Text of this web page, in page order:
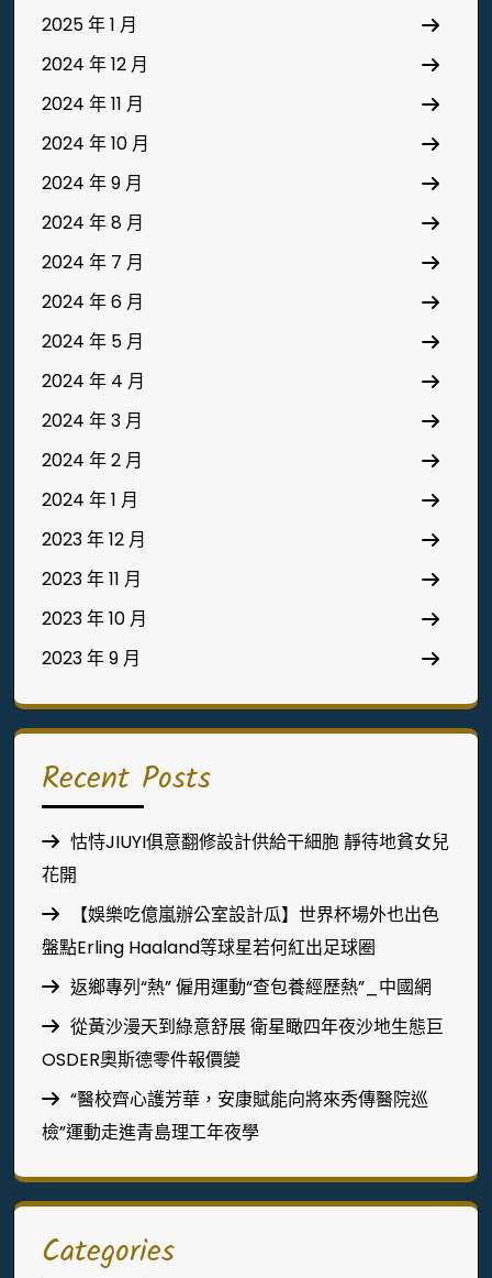
2025 年 1 月
2024 年 12 月
2024 年 11 月
2024 年 10 月
2024 年 9 月
2024 年 8 月
2024 年 7 月
2024 年 6 月
2024 年 5 月
2024 年 4 月
2024 年 3 月
2024 年 2 月
2024 年 1 月
2023 年 12 月
2023 年 11 月
2023 年 10 月
2023 年 9 月
Recent Posts
怙恃JIUYI俱意翻修設計供給干細胞 靜待地貧女兒
花開
【娛樂吃億嵐辦公室設計瓜】世界杯場外也出色
盤點Erling Haaland等球星若何紅出足球圈
返鄉專列“熱” 僱用運動“查包養經歷熱”_中國網
從黃沙漫天到綠意舒展 衛星瞰四年夜沙地生態巨
OSDER奧斯德零件報價變
“醫校齊心護芳華，安康賦能向將來秀傳醫院巡
檢”運動走進青島理工年夜學
Categories